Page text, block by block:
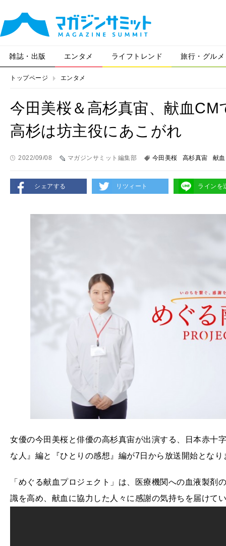
雑誌・出版 エンタメ ライフトレンド 旅行・グルメ
トップページ エンタメ
今田美桜＆高杉真宙、献血
高杉は坊主役にあこがれ
2022/09/08 マガジンサミット編集部 今田美桜 高杉真宙 献血
シェアする リツィート ラインを
女優の今田美桜と俳優の高杉真宙が出演する、日本赤十
な人』編と『ひとりの感想』編が7日から放送開始となり
「めぐる献血プロジェクト」は、医療機関への血液製
識を高め、献血に協力した人々に感謝の気持ちを届けて